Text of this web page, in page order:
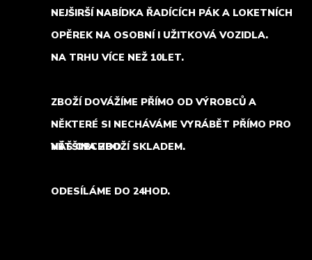
NEJŠIRŠÍ NABÍDKA ŘADÍCÍCH PÁK A LOKETNÍCH
OPĚREK NA OSOBNÍ I UŽITKOVÁ VOZIDLA.
NA TRHU VÍCE NEŽ 10LET.
ZBOŽÍ DOVÁŽÍME PŘÍMO OD VÝROBCŮ A
NĚKTERÉ SI NECHÁVÁME VYRÁBĚT PŘÍMO PRO
NÁŠ OBCHOD.
VĚTŠINA ZBOŽÍ SKLADEM.
ODESÍLÁME DO 24HOD.